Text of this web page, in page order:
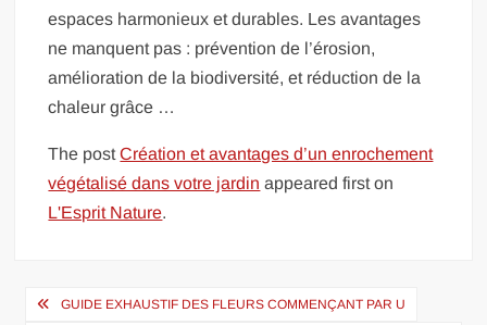
espaces harmonieux et durables. Les avantages
ne manquent pas : prévention de l’érosion,
amélioration de la biodiversité, et réduction de la
chaleur grâce …
The postCréation et avantages d’un enrochement
végétalisé dans votre jardin appeared first on
L'Esprit Nature.
Navigation
GUIDE EXHAUSTIF DES FLEURS COMMENÇANT PAR U